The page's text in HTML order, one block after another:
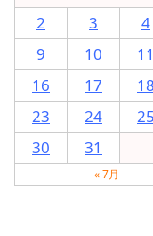
2
3 4
9
10 11
16
17 18
23
24 25
30
31
« 7月